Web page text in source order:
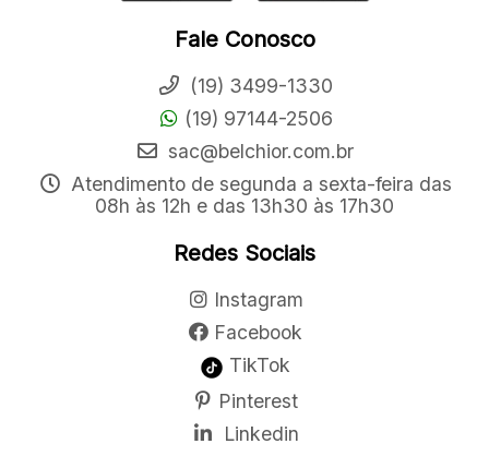
Fale Conosco
(19) 3499-1330
(19) 97144-2506
sac@belchior.com.br
Atendimento de segunda a sexta-feira das
08h às 12h e das 13h30 às 17h30
Redes Sociais
Instagram
Facebook
TikTok
Pinterest
Linkedin